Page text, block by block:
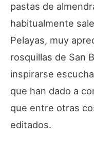
pastas de
habitualmente
Pelayas, muy
rosquillas de San
inspirarse
que han dado a
que entre otras
editados.